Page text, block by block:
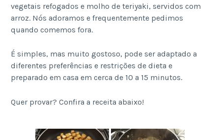
vegetais refogados e molho de teriyaki, servidos com
arroz. Nós adoramos e frequentemente pedimos
quando comemos fora.
É simples, mas muito gostoso, pode ser adaptado a
diferentes preferências e restrições de dieta e
preparado em casa em cerca de 10 a 15 minutos.
Quer provar? Confira a receita abaixo!